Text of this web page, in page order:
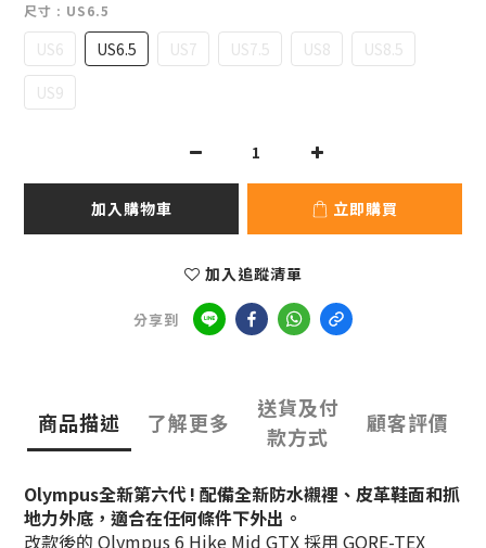
尺寸 : US6.5
US6 US6.5 US7 US7.5 US8
US8.5
US9
加入購物車 立即購買
加入追蹤清單
分享到
商品描述 了解更多
送貨及付
款方式
顧客評價
Olympus全新第六代 ! 配備全新防水襯裡、皮革鞋面和抓
地力外底，適合在任何條件下外出。
改款後的 Olympus 6 Hike Mid GTX 採用 GORE-TEX